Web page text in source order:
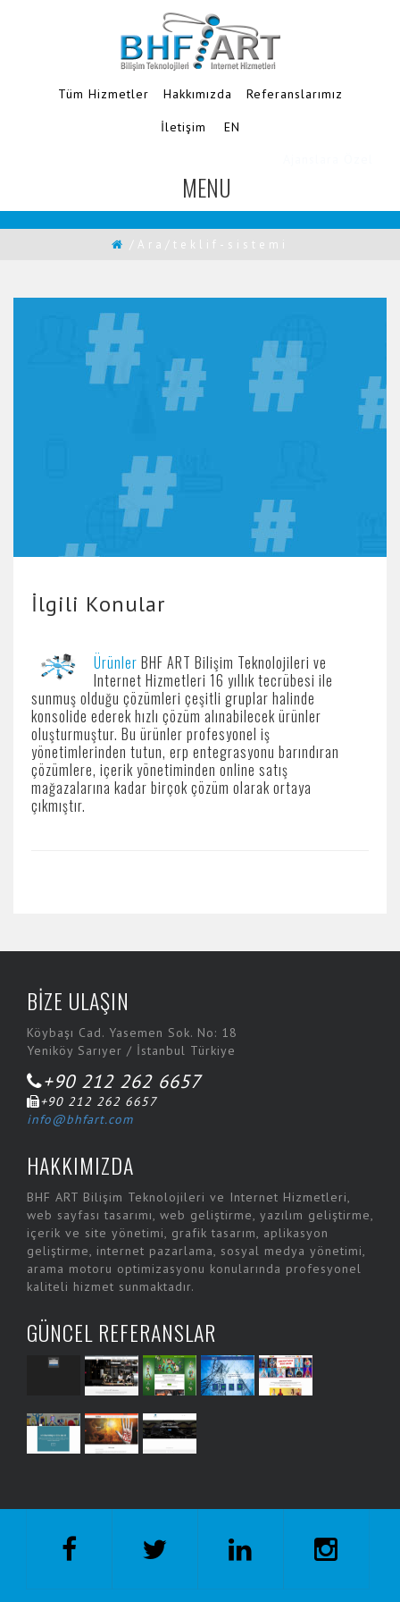
Tüm Hizmetler Hakkımızda Referanslarımız
İletişim
EN
MENU
TOGGLE
NAVIGATION
/Ara/teklif-sistemi
İlgili Konular
Ürünler BHF ART Bilişim Teknolojileri ve
Internet Hizmetleri 16 yıllık tecrübesi ile
sunmuş olduğu çözümleri çeşitli gruplar halinde
konsolide ederek hızlı çözüm alınabilecek ürünler
oluşturmuştur. Bu ürünler profesyonel iş
yönetimlerinden tutun, erp entegrasyonu barındıran
çözümlere, içerik yönetiminden online satış
mağazalarına kadar birçok çözüm olarak ortaya
çıkmıştır.
BİZE ULAŞIN
Köybaşı Cad. Yasemen Sok. No: 18
Yeniköy Sarıyer / İstanbul Türkiye
+90 212 262 6657
+90 212 262 6657
info@bhfart.com
HAKKIMIZDA
BHF ART Bilişim Teknolojileri ve Internet Hizmetleri,
web sayfası tasarımı, web geliştirme, yazılım geliştirme,
içerik ve site yönetimi, grafik tasarım, aplikasyon
geliştirme, internet pazarlama, sosyal medya yönetimi,
arama motoru optimizasyonu konularında profesyonel
kaliteli hizmet sunmaktadır.
GÜNCEL REFERANSLAR